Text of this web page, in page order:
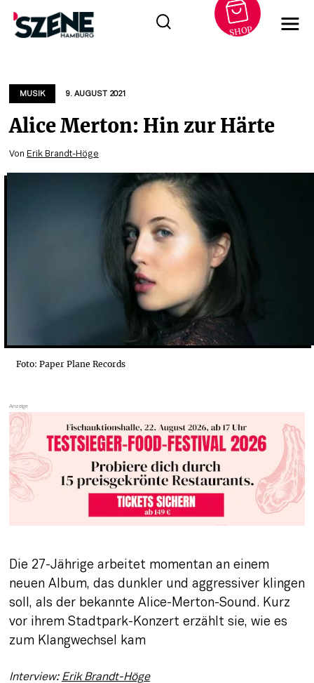
springen
SHOP
MUSIK 9. AUGUST 2021
Alice Merton: Hin zur Härte
Von Erik Brandt-Höge
Foto: Paper Plane Records
Die 27-Jährige arbeitet momentan an einem
neuen Album, das dunkler und aggressiver klingen
soll, als der bekannte Alice-Merton-Sound. Kurz
vor ihrem Stadtpark-Konzert erzählt sie, wie es
zum Klangwechsel kam
Interview: Erik Brandt-Höge